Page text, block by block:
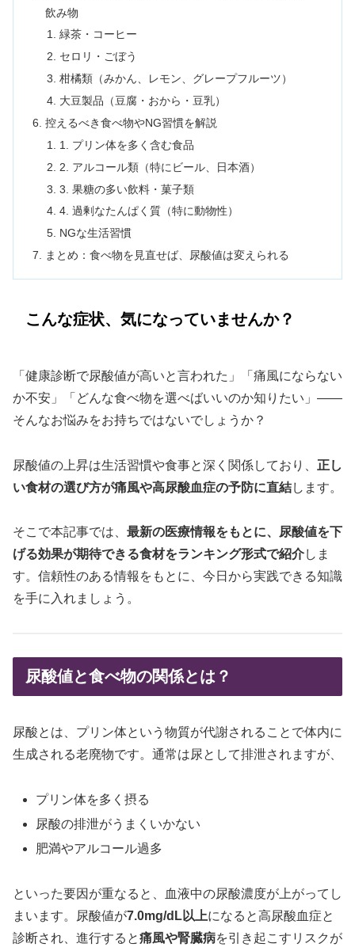
飲み物
緑茶・コーヒー
セロリ・ごぼう
柑橘類（みかん、レモン、グレープフルーツ）
大豆製品（豆腐・おから・豆乳）
控えるべき食べ物やNG習慣を解説
1. プリン体を多く含む食品
2. アルコール類（特にビール、日本酒）
3. 果糖の多い飲料・菓子類
4. 過剰なたんぱく質（特に動物性）
NGな生活習慣
まとめ：食べ物を見直せば、尿酸値は変えられる
こんな症状、気になっていませんか？
「健康診断で尿酸値が高いと言われた」「痛風にならない
か不安」「どんな食べ物を選べばいいのか知りたい」——
そんなお悩みをお持ちではないでしょうか？
尿酸値の上昇は生活習慣や食事と深く関係しており、 正し
い食材の選び方が痛風や高尿酸血症の予防に直結します。
そこで本記事では、 最新の医療情報をもとに、尿酸値を下
げる効果が期待できる食材をランキング形式で紹介しま
す。信頼性のある情報をもとに、今日から実践できる知識
を手に入れましょう。
尿酸値と食べ物の関係とは？
尿酸とは、プリン体という物質が代謝されることで体内に
生成される老廃物です。通常は尿として排泄されますが、
プリン体を多く摂る
尿酸の排泄がうまくいかない
肥満やアルコール過多
といった要因が重なると、血液中の尿酸濃度が上がってし
まいます。尿酸値が7.0mg/dL以上になると高尿酸血症と
診断され、進行すると痛風や腎臓病を引き起こすリスクが